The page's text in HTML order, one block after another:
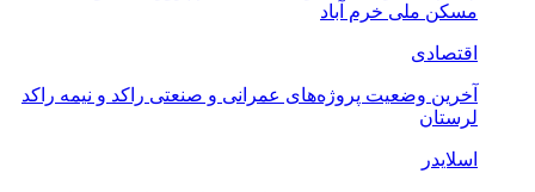
مسکن ملی خرم آباد
اقتصادی
آخرین وضعیت پروژه‌های عمرانی و صنعتی راکد و نیمه راکد
لرستان
اسلایدر